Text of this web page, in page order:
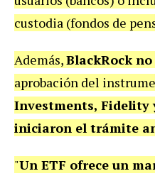
custodia (fondos de
Además,BlackRock
aprobación del
Investments, Fidelity
iniciaron el trámite
"Un ETF ofrece un